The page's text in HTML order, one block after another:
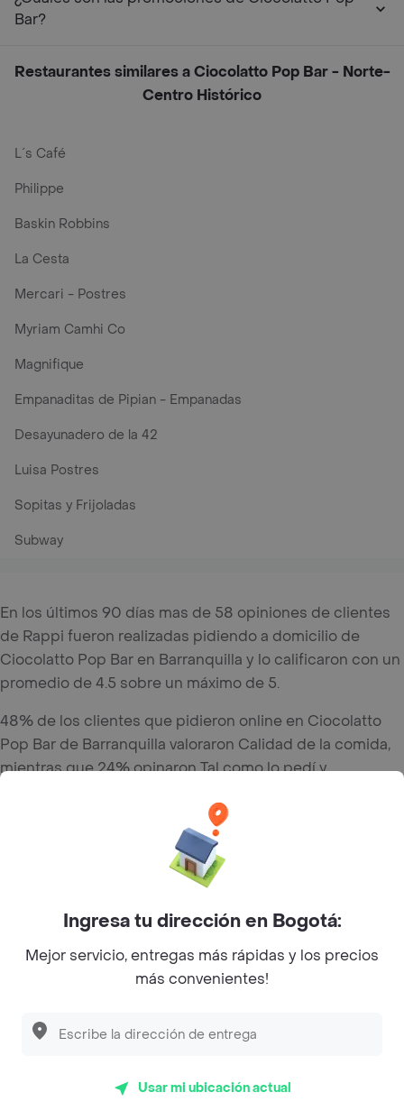
Bar?
Restaurantes similares a Ciocolatto Pop Bar - Norte-
Centro Histórico
L´s Café
Philippe
Baskin Robbins
La Cesta
Mercari - Postres
Myriam Camhi Co
Magnifique
Empanaditas de Pipian - Empanadas
Desayunadero de la 42
Luisa Postres
Sopitas y Frijoladas
Subway
En los últimos 90 días mas de 58 opiniones de clientes
de Rappi fueron realizadas pidiendo a domicilio de
Ciocolatto Pop Bar en Barranquilla y lo calificaron con un
promedio de 4.5 sobre un máximo de 5.
48% de los clientes que pidieron online en Ciocolatto
Pop Bar de Barranquilla valoraron Calidad de la comida,
mientras que 24% opinaron Tal como lo pedí y
Del total de Restaurantes, Ciocolatto Pop Bar es uno de
los más importantes en Barranquilla con 4.5 de rating
Ingresa tu dirección en Bogotá:
Mejor servicio, entregas más rápidas y los precios
más convenientes!
Usar mi ubicación actual